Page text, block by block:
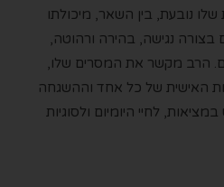
שלו נובעת, בין השאר, מיכולתו
בצורה נגישה, בהירה ורהוטה,
הרב מקשר את המסרים שלו,
האישית של כל אחד וההשגחה
לחיי היומיום ולסוגיות